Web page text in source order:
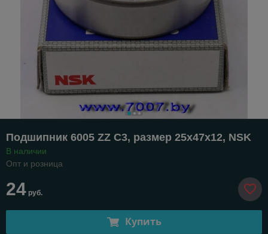
Подшипник 6005 ZZ C3, размер 25х47х12, NSK
В наличии
Опт и розница
24 руб.
Купить